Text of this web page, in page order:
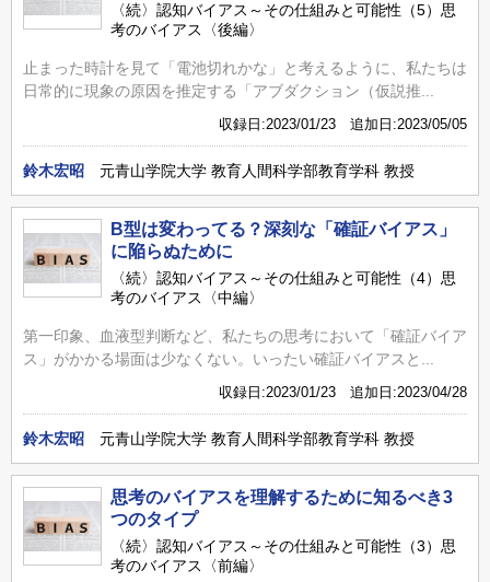
〈続〉認知バイアス～その仕組みと可能性（5）思
考のバイアス〈後編〉
止まった時計を見て「電池切れかな」と考えるように、私たちは
日常的に現象の原因を推定する「アブダクション（仮説推...
収録日:2023/01/23 追加日:2023/05/05
鈴木宏昭 元青山学院大学 教育人間科学部教育学科 教授
B型は変わってる？深刻な「確証バイアス」
に陥らぬために
〈続〉認知バイアス～その仕組みと可能性（4）思
考のバイアス〈中編〉
第一印象、血液型判断など、私たちの思考において「確証バイア
ス」がかかる場面は少なくない。いったい確証バイアスと...
収録日:2023/01/23 追加日:2023/04/28
鈴木宏昭 元青山学院大学 教育人間科学部教育学科 教授
思考のバイアスを理解するために知るべき3
つのタイプ
〈続〉認知バイアス～その仕組みと可能性（3）思
考のバイアス〈前編〉